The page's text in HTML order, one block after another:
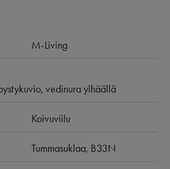
M-Living
vedinura ylhäällä
Koivuviilu
Tummasuklaa, B33N